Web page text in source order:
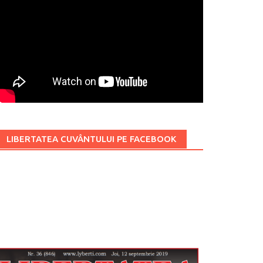
LIBERTATEA CUVÂNTULUI PE FACEBOOK